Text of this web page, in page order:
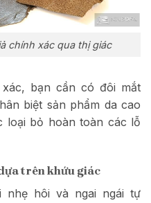
chính xác qua thị giác
bạn cần có đôi mắt
biệt sản phẩm da cao
loại bỏ hoàn toàn các lỗ
trên khứu giác
nhẹ hôi và ngai ngái tự